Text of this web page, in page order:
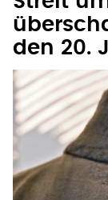
Streit